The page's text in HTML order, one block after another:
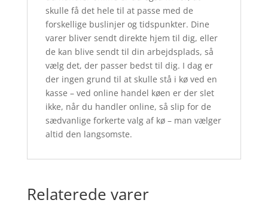
skulle få det hele til at passe med de
forskellige buslinjer og tidspunkter. Dine
varer bliver sendt direkte hjem til dig, eller
de kan blive sendt til din arbejdsplads, så
vælg det, der passer bedst til dig. I dag er
der ingen grund til at skulle stå i kø ved en
kasse – ved online handel køen er der slet
ikke, når du handler online, så slip for de
sædvanlige forkerte valg af kø – man vælger
altid den langsomste.
Relaterede varer